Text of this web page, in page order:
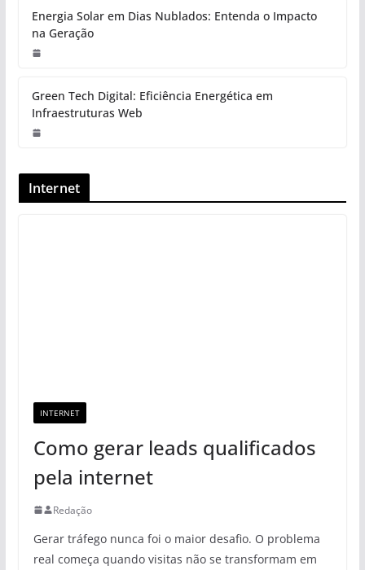
Energia Solar em Dias Nublados: Entenda o Impacto
na Geração
Green Tech Digital: Eficiência Energética em
Infraestruturas Web
Internet
INTERNET
Como gerar leads qualificados
pela internet
Redação
Gerar tráfego nunca foi o maior desafio. O problema
real começa quando visitas não se transformam em